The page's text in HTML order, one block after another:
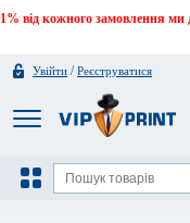
1% від кожного замовлення ми
Увійти /Реєструватися